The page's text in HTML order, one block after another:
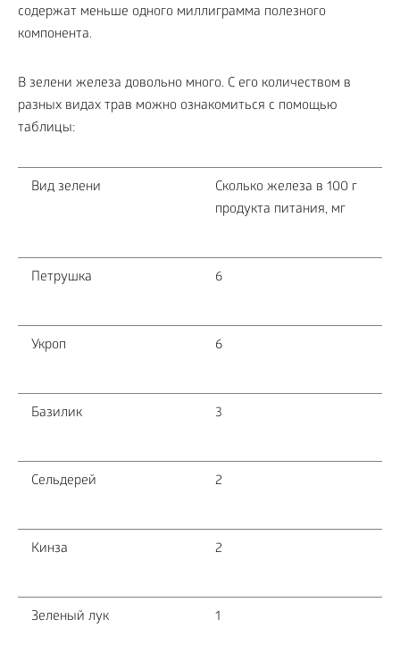
содержат меньше одного миллиграмма полезного
компонента.
В зелени железа довольно много. С его количеством в
разных видах трав можно ознакомиться с помощью
таблицы:
Вид зелени
Сколько железа в 100 г
продукта питания, мг
Петрушка 6
Укроп 6
Базилик 3
Сельдерей 2
Кинза 2
Зеленый лук 1